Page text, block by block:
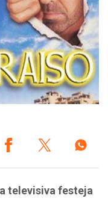
televisiva festeja